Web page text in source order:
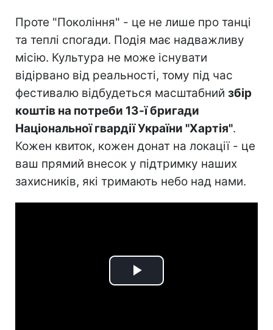
Проте "Покоління" - це не лише про танці
та теплі спогади. Подія має надважливу
місію. Культура не може існувати
відірвано від реальності, тому під час
фестивалю відбудеться масштабний збір
коштів на потреби 13-ї бригади
Національної гвардії України "Хартія".
Кожен квиток, кожен донат на локації - це
ваш прямий внесок у підтримку наших
захисників, які тримають небо над нами.
Play